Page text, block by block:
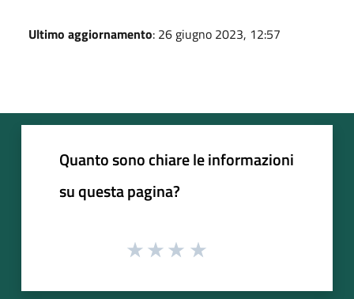
Ultimo aggiornamento: 26 giugno 2023, 12:57
Quanto sono chiare le informazioni
su questa pagina?